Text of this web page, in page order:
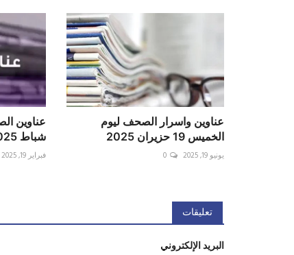
عناوين واسرار الصحف ليوم
الخميس 19 حزيران 2025
يونيو 19, 2025 0
شباط 2025
فبراير 19, 2025
تعليقات
البريد الإلكتروني